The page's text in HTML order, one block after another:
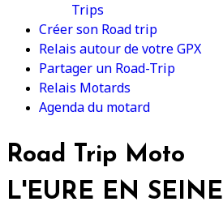
Trips
Créer son Road trip
Relais autour de votre GPX
Partager un Road-Trip
Relais Motards
Agenda du motard
Road Trip Moto
L'EURE EN SEINE